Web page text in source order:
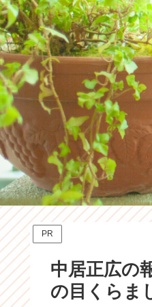
PR
中居正広の
の目くらま